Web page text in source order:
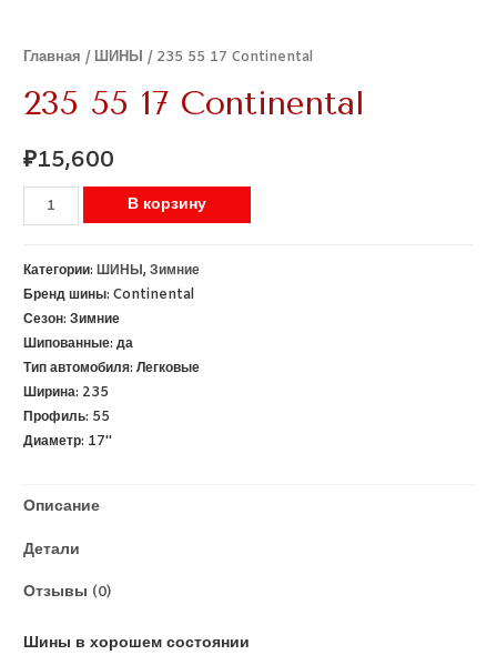
Главная / ШИНЫ / 235 55 17 Continental
235 55 17 Continental
₽15,600
В корзину
Категории:ШИНЫ,Зимние
Бренд шины:Continental
Сезон:Зимние
Шипованные:да
Тип автомобиля:Легковые
Ширина: 235
Профиль: 55
Диаметр: 17''
Описание
Детали
Отзывы (0)
Шины в хорошем состоянии